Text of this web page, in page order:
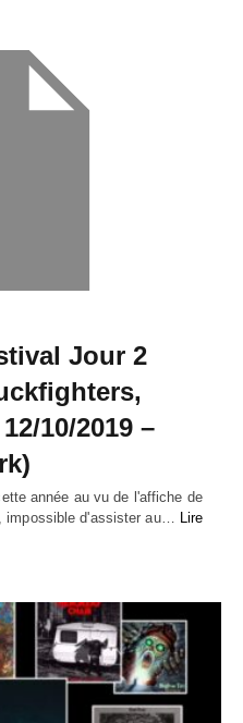
Jour 2
10/2019 –
année au vu de l'affiche de
impossible d'assister au… Lire